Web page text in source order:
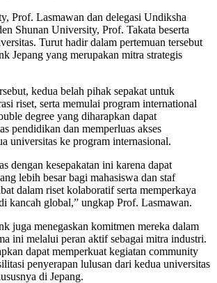
Prof. Lasmawan dan delegasi Undiksha
Shunan University, Prof. Takata beserta
Turut hadir dalam pertemuan tersebut
Jepang yang merupakan mitra strategis
kedua belah pihak sepakat untuk
riset, serta memulai program international
degree yang diharapkan dapat
pendidikan dan memperluas akses
universitas ke program internasional.
dengan kesepakatan ini karena dapat
lebih besar bagi mahasiswa dan staf
dalam riset kolaboratif serta memperkaya
kancah global,” ungkap Prof. Lasmawan.
juga menegaskan komitmen mereka dalam
ini melalui peran aktif sebagai mitra industri.
dapat memperkuat kegiatan community
penyerapan lulusan dari kedua universitas
di Jepang.